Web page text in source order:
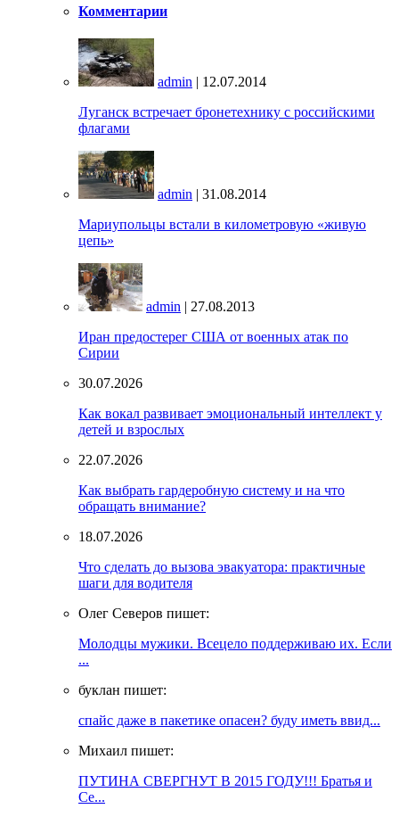
Комментарии
admin | 12.07.2014
Луганск встречает бронетехнику с российскими
флагами
admin | 31.08.2014
Мариупольцы встали в километровую «живую
цепь»
admin | 27.08.2013
Иран предостерег США от военных атак по
Сирии
30.07.2026
Как вокал развивает эмоциональный интеллект у
детей и взрослых
22.07.2026
Как выбрать гардеробную систему и на что
обращать внимание?
18.07.2026
Что сделать до вызова эвакуатора: практичные
шаги для водителя
Олег Северов пишет:
Молодцы мужики. Всецело поддерживаю их. Если
...
буклан пишет:
спайс даже в пакетике опасен? буду иметь ввид...
Михаил пишет:
ПУТИНА СВЕРГНУТ В 2015 ГОДУ!!! Братья и
Се...